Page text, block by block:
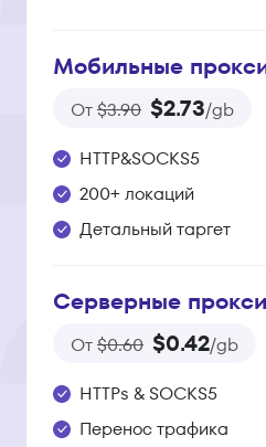
Мобильные
От$3.90 $2.73/gb
HTTP&SOCKS5
200+ локаций
Детальный таргет
Серверные прокси
От$0.60 $0.42/gb
HTTPs & SOCKS5
Перенос трафика